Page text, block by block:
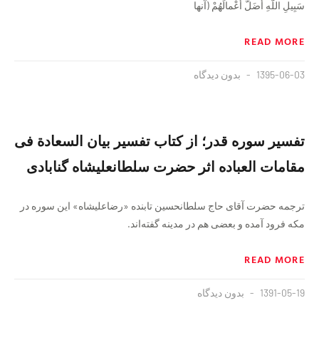
سَبِيلِ اللَّهِ أَضَلَّ أَعْمالَهُمْ‏ (آنها
READ MORE
1395-06-03 بدون دیدگاه
تفسیر سوره قدر؛ از کتاب تفسیر بیان السعادة فی
مقامات العباده اثر حضرت سلطانعلیشاه گنابادی
ترجمه حضرت آقای حاج سلطانحسین تابنده «رضاعلیشاه» این سوره در
مکه فرود آمده و بعضی هم در مدینه گفته‌اند.
READ MORE
1391-05-19 بدون دیدگاه